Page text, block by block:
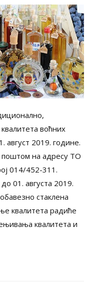
воћних
август 2019. године.
на адресу ТО
014/452-311.
01. августа 2019.
стаклена
квалитета радиће
квалитета и